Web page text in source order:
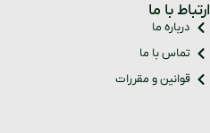
ارتباط با ما
درباره ما
تماس با ما
قوانین و مقررات